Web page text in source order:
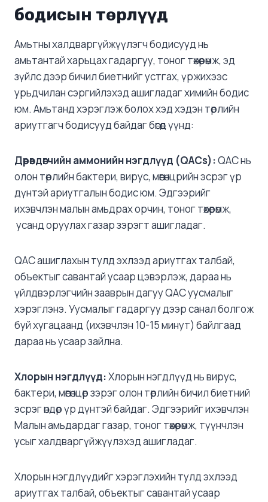
бодисын төрлүүд
Амьтны халдваргүйжүүлэгч бодисууд нь
амьтантай харьцах гадаргуу, тоног төхөөрөмж, эд
зүйлс дээр бичил биетнийг устгах, үржихээс
урьдчилан сэргийлэхэд ашигладаг химийн бодис
юм. Амьтанд хэрэглэж болох хэд хэдэн төрлийн
ариутгагч бодисууд байдаг бөгөөд үүнд:
Дөрөвдөгчийн аммонийн нэгдлүүд (QACs):QAC нь
олон төрлийн бактери, вирус, мөөгөнцрийн эсрэг үр
дүнтэй ариутгалын бодис юм. Эдгээрийг
ихэвчлэн малын амьдрах орчин, тоног төхөөрөмж,
усанд оруулах газар зэрэгт ашигладаг.
QAC ашиглахын тулд эхлээд ариутгах талбай,
объектыг савантай усаар цэвэрлэж, дараа нь
үйлдвэрлэгчийн зааврын дагуу QAC уусмалыг
хэрэглэнэ. Уусмалыг гадаргуу дээр санал болгож
буй хугацаанд (ихэвчлэн 10-15 минут) байлгаад
дараа нь усаар зайлна.
Хлорын нэгдлүүд:Хлорын нэгдлүүд нь вирус,
бактери, мөөгөнцөр зэрэг олон төрлийн бичил биетний
эсрэг өндөр үр дүнтэй байдаг. Эдгээрийг ихэвчлэн
Малын амьдардаг газар, тоног төхөөрөмж, түүнчлэн
усыг халдваргүйжүүлэхэд ашигладаг.
Хлорын нэгдлүүдийг хэрэглэхийн тулд эхлээд
ариутгах талбай, объектыг савантай усаар